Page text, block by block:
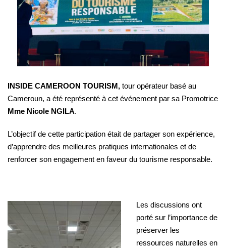
INSIDE CAMEROON TOURISM, tour opérateur basé au
Cameroun, a été représenté à cet événement par sa Promotrice
Mme Nicole NGILA.
L’objectif de cette participation était de partager son expérience,
d’apprendre des meilleures pratiques internationales et de
renforcer son engagement en faveur du tourisme responsable.
Les discussions ont
porté sur l’importance de
préserver les
ressources naturelles en